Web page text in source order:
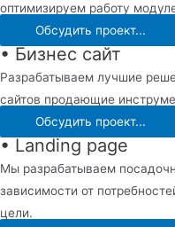
оптимизируем работу
Обсудить проект...
• Бизнес сайт
Разрабатываем лучшие
сайтов продающие
Обсудить проект...
• Landing page
Мы разрабатываем
зависимости от
цели.